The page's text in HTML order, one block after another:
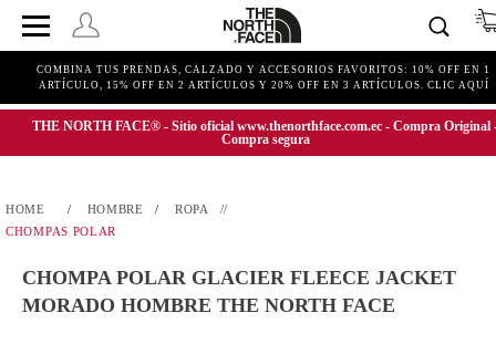
COMBINA TUS PRENDAS, CALZADO Y ACCESORIOS FAVORITOS: 10% OFF EN 1
ARTÍCULO, 15% OFF EN 2 ARTÍCULOS Y 20% OFF EN 3 ARTÍCULOS. CLIC AQUÍ
THE NORTH FACE® - Sitio oficial www.thenorthface.com.ec - Compra Original
Compra segura
HOMBRE
ROPA
CHOMPAS POLAR
CHOMPA POLAR GLACIER FLEECE JACKET
MORADO HOMBRE THE NORTH FACE